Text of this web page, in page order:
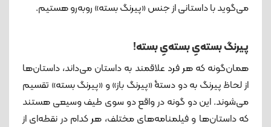
می‌گوید با داستانی از جنس «پیرنگ بسته» روبه‌رو هستیم.
پیرنگ بسته‌یِ بسته‌یِ بسته!
همان‌گونه که هر فرد علاقمند به داستان می‌داند، داستان‌ها
از لحاظ پیرنگ به دو دستۀ «پیرنگ باز» و «پیرنگ بسته» تقسیم
می‌شوند. این دو گونه در واقع دو سوی طیف وسیعی هستند
که داستان‌ها و فیلمنامه‌های مختلف، هر کدام در نقطه‌ای از